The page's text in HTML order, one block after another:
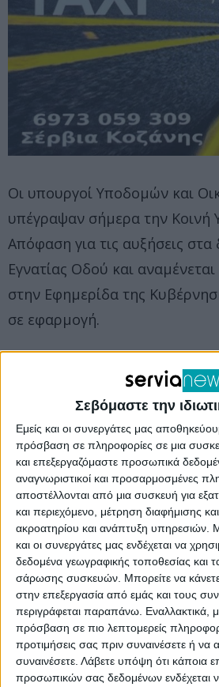
Σεβόμαστε την
Εμείς και οι συνεργάτες μας
πρόσβαση σε πληροφορίες σε μια
και επεξεργαζόμαστε προσωπικά
αναγνωριστικοί και προσαρμοσμένες
αποστέλλονται από μια συσκευή για
και περιεχόμενο, μέτρηση διαφήμισης
ακροατηρίου και ανάπτυξη υπηρεσιών.
και οι συνεργάτες μας ενδέχεται να
δεδομένα γεωγραφικής τοποθεσίας και
σάρωσης συσκευών. Μπορείτε να κάνετε
στην επεξεργασία από εμάς και τους
περιγράφεται παραπάνω. Εναλλακτικά,
πρόσβαση σε πιο λεπτομερείς
προτιμήσεις σας πριν συναινέσετε ή να
συναινέσετε. Λάβετε υπόψη ότι κάποια
προσωπικών σας δεδομένων ενδέχεται
Οι υπουργοί Υποδομών και
υπέγραψαν σήμερα την Κοινή
Απόφαση για τις αυξήσεις στα
Εγνατίας Οδού και
στην Εφημερίδα της
σε εφαρμογή.
Το τίμημα των διοδίων από
χιλιόμετρο σήμερα, θα
φτάσει μέσα στα επόμενα τρία
ευρώ, ενώ θα καταργηθούν
μετακινήσεις για τις τοπικές
άνεργους που χρησιμοποιούν
Αύριο, Πέμπτη 28 Μαρτίου,
υπογραφεί η σύμβαση
ελληνικού δημοσίου και της
ΤΕΡΝΑ ΑΕ (75%) – EGIS
παραχώρηση της Εγνατίας
περίοδο 35 ετών.